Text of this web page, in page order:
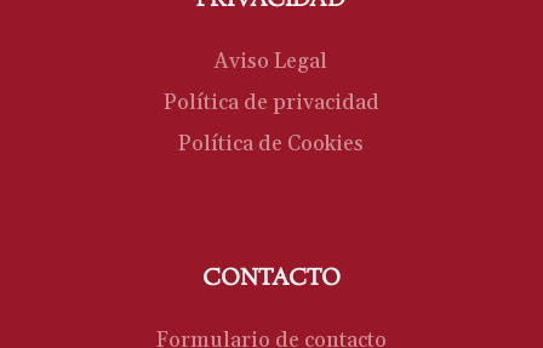
Aviso Legal
Política de privacidad
Política de Cookies
CONTACTO
Formulario de contacto